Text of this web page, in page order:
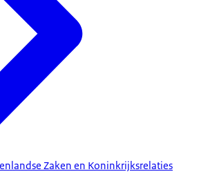
Zaken en Koninkrijksrelaties